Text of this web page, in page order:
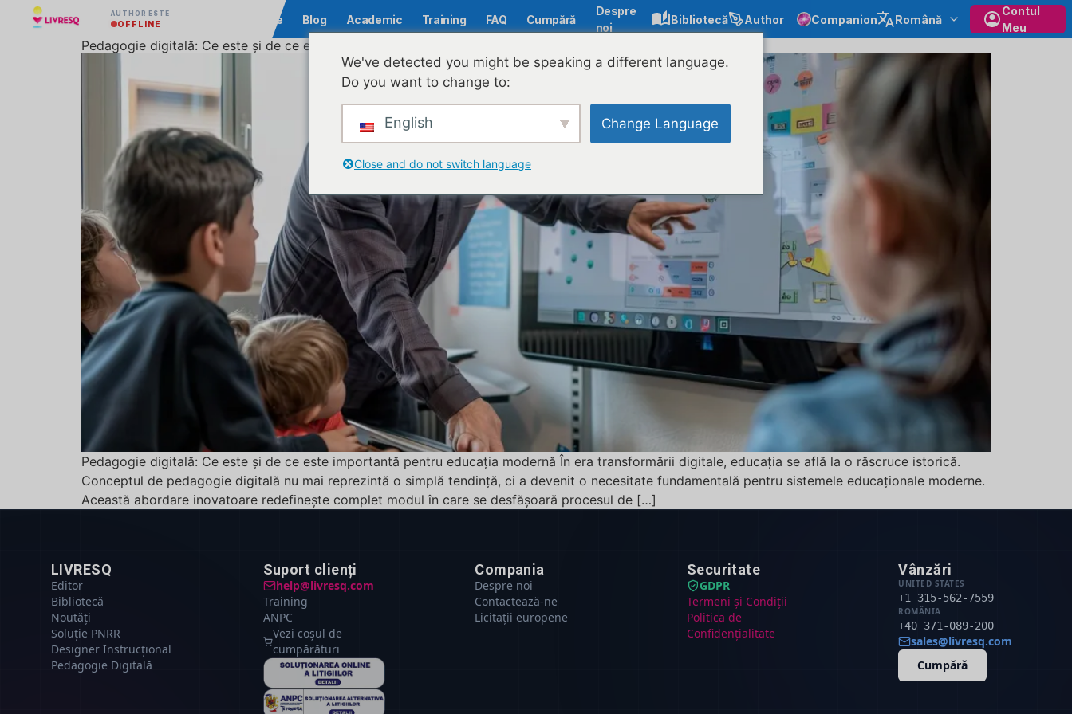
AUTHOR ESTE
OFFLINE Comunitate Blog Academic Training FAQ Cumpără
Despre
noi
Bibliotecă Author Companion Română
Contul
Meu
Pedagogie digitală: Ce este și de ce este importantă pentru educația modernă
Pedagogie digitală: Ce este și de ce este importantă pentru educația modernă În era transformării digitale, educația se află la o răscruce istorică.
Conceptul de pedagogie digitală nu mai reprezintă o simplă tendință, ci a devenit o necesitate fundamentală pentru sistemele educaționale moderne.
Această abordare inovatoare redefinește complet modul în care se desfășoară procesul de […]
LIVRESQ
Editor
Bibliotecă
Noutăți
Soluție PNRR
Designer Instrucțional
Pedagogie Digitală
Suport clienți
help@livresq.com
Training
ANPC
Vezi coșul de
cumpărături
Compania
Despre noi
Contactează-ne
Licitații europene
Securitate
GDPR
Termeni și Condiții
Politica de
Confidențialitate
Vânzări
UNITED STATES
+1 315-562-7559
ROMÂNIA
+40 371-089-200
sales@livresq.com
Cumpără
We've detected you might be speaking a different language.
Do you want to change to:
English Change Language
Close and do not switch language